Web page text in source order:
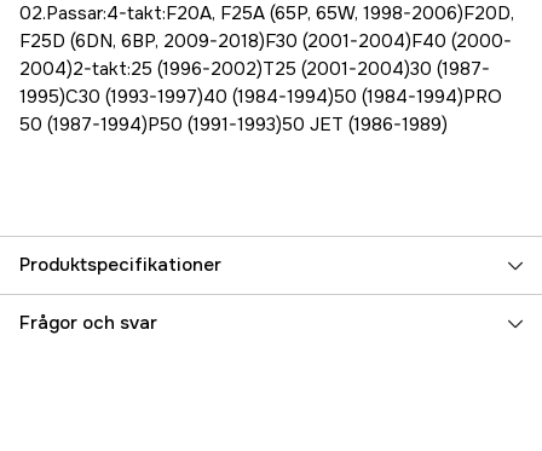
02.Passar:4-takt:F20A, F25A (65P, 65W, 1998-2006)F20D,
F25D (6DN, 6BP, 2009-2018)F30 (2001-2004)F40 (2000-
2004)2-takt:25 (1996-2002)T25 (2001-2004)30 (1987-
1995)C30 (1993-1997)40 (1984-1994)50 (1984-1994)PRO
50 (1987-1994)P50 (1991-1993)50 JET (1986-1989)
Produktspecifikationer
Referensnummer 5000072363
Frågor och svar